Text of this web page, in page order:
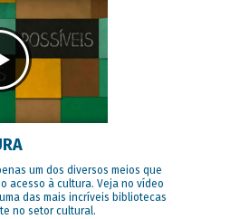
um dos diversos meios que
acesso à cultura. Veja no vídeo
das mais incríveis bibliotecas
no setor cultural.